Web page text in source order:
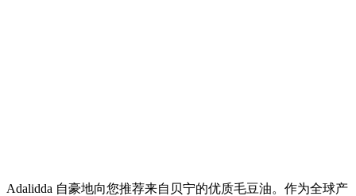
Adalidda 自豪地向您推荐来自贝宁的优质毛豆油。作为全球产